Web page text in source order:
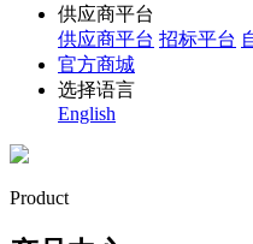
供应商平台
供应商平台 招标平台
官方商城
选择语言
English
Product